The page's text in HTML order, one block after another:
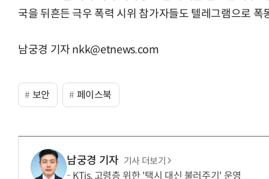
국을 뒤흔든 극우 폭력 시위 참가자들도 텔레그램으로 폭
남궁경 기자 nkk@etnews.com
보안 페이스북
남궁경 기자 기사 더보기
KTis, 고령층 위한 '택시 대신 불러주기' 운영